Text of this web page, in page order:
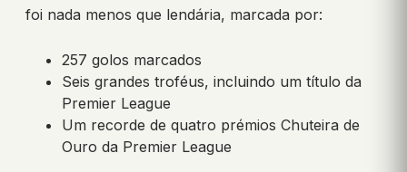
foi nada menos que lendária, marcada por:
257 golos marcados
Seis grandes troféus, incluindo um título da
Premier League
Um recorde de quatro prémios Chuteira de
Ouro da Premier League